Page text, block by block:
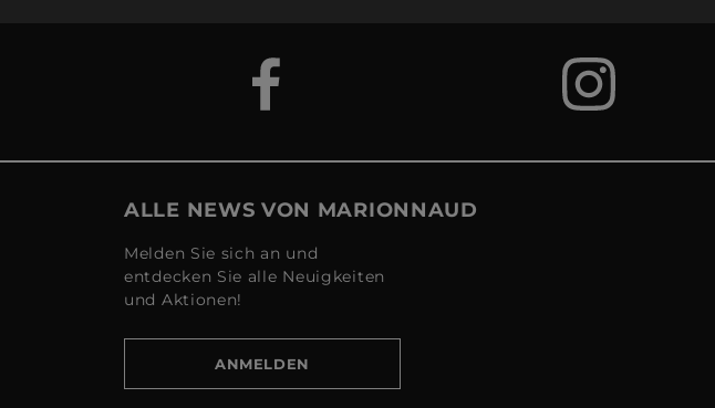
ALLE NEWS VON MARIONNAUD
Melden Sie sich an und
entdecken Sie alle Neuigkeiten
und Aktionen!
ANMELDEN